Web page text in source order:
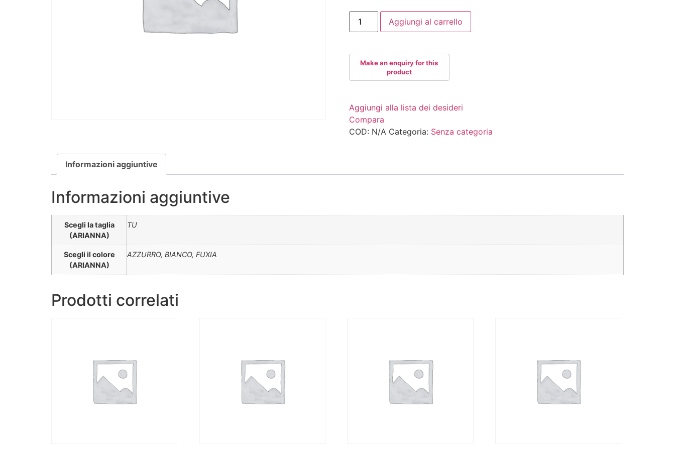
MARIA19
quantità
Aggiungi al carrello
Aggiungi alla lista dei desideri
Compara
COD: N/A Categoria: Senza categoria
Informazioni aggiuntive
Informazioni aggiuntive
Scegli la taglia
(ARIANNA)
TU
Scegli il colore
(ARIANNA)
AZZURRO, BIANCO, FUXIA
Prodotti correlati